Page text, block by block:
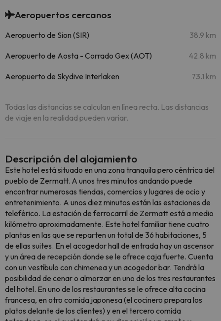
Aeropuertos cercanos
Aeropuerto de Sion (SIR) 38.9 km
Aeropuerto de Aosta - Corrado Gex (AOT) 42.8 km
Aeropuerto de Skydive Interlaken 73.1 km
Todas las distancias se calculan en línea recta. Las distancias
de viaje en la realidad pueden variar.
Descripción del alojamiento
Este hotel está situado en una zona tranquila pero céntrica del
pueblo de Zermatt. A unos tres minutos andando puede
encontrar numerosas tiendas, comercios y lugares de ocio y
entretenimiento. A unos diez minutos están las estaciones de
teleférico. La estación de ferrocarril de Zermatt está a medio
kilómetro aproximadamente. Este hotel familiar tiene cuatro
plantas en las que se reparten un total de 36 habitaciones, 5
de ellas suites. En el acogedor hall de entrada hay un ascensor
y un área de recepción donde se le ofrece caja fuerte. Cuenta
con un vestíbulo con chimenea y un acogedor bar. Tendrá la
posibilidad de cenar o almorzar en uno de los tres restaurantes
del hotel. En uno de los restaurantes se le ofrece alta cocina
francesa, en otro comida japonesa (el cocinero prepara los
platos delante de los clientes) y en el tercero comida